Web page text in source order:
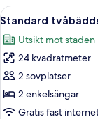
Öppna
alla
foton
för
Standard
tvåbäddsrum
10
Standard
Utsikt mot staden
24 kvadratmeter
2 sovplatser
2 enkelsängar
Gratis fast